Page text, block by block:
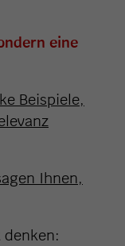
eine
Beispiele,
Ihnen,
denken: